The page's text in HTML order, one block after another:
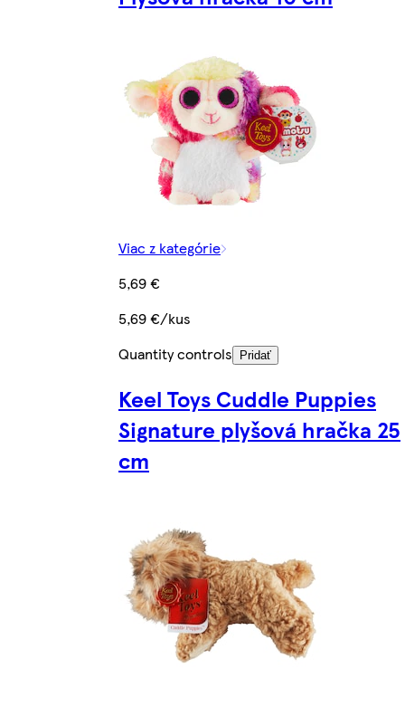
Viac z kategórie
5,69 €
5,69 €/kus
Quantity controls
Pridať
Keel Toys Cuddle Puppies
Signature plyšová hračka 25
cm